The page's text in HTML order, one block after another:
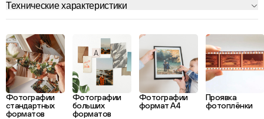
Технические характеристики
Фотографии
стандартных
форматов
Фотографии
больших
форматов
Фотографии
формат А4
Проявка
фотоплёнки